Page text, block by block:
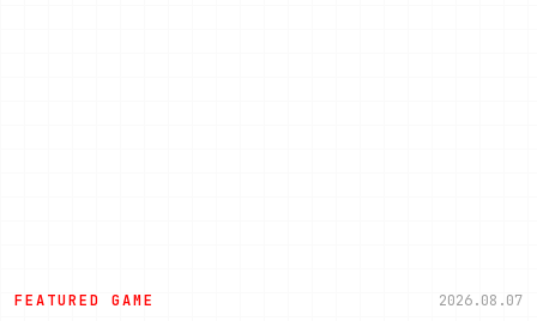
FEATURED GAME 2026.08.07